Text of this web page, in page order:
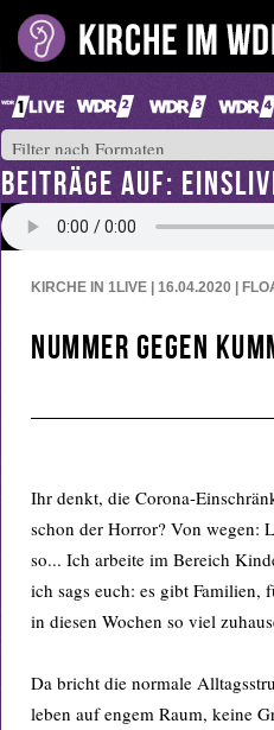
BEITRÄGE AUF:
KIRCHE IN 1LIVE | 16.04.2020 |
Nummer gegen
Ihr denkt, die Corona-
schon der Horror? Von wegen:
so... Ich arbeite im Bereich
ich sags euch: es gibt Familien,
in diesen Wochen so viel
Da bricht die normale
leben auf engem Raum, keine